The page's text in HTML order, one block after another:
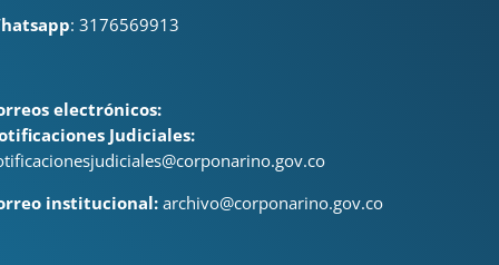
: 3176569913
electrónicos:
Judiciales:
institucional: archivo@corponarino.gov.co